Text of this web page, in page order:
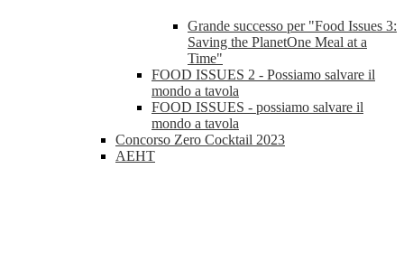
Grande successo per "Food Issues 3:
Saving the PlanetOne Meal at a
Time"
FOOD ISSUES 2 - Possiamo salvare il
mondo a tavola
FOOD ISSUES - possiamo salvare il
mondo a tavola
Concorso Zero Cocktail 2023
AEHT